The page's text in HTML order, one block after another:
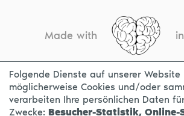
Made with
KONTAKT IMPRESSUM
Folgende Dienste auf unserer Website
möglicherweise Cookies und/oder
verarbeiten Ihre persönlichen Daten
Zwecke: Besucher-Statistik, Online-